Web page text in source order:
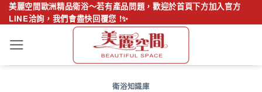
Skip
to
content
美麗空間歐洲精品衛浴～若有產品問題，歡迎於首頁下方加入官方
LINE洽詢，我們會盡快回覆您 !✨
衛浴知識庫